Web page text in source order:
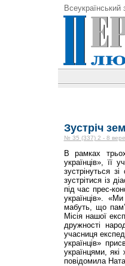
Всеукраїнський
Зустріч
№ 35 (337) 2 - 8
В рамках
українців», її
зустрінуться
зустрітися із
під час прес-
українців».
мабуть, що
Місія нашої
дружності
учасниця
українців»
українцями,
повідомила